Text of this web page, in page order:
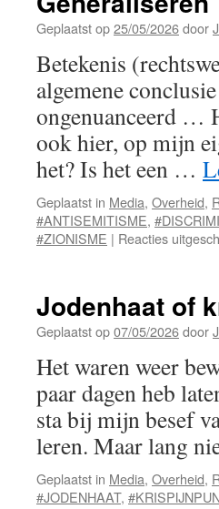
Geplaatst op25/05/2026door
Betekenis
algemene
ongenuanceerd …
ook hier, op mijn
het? Is het een …
Geplaatst in Media, Overheid,
#ANTISEMITISME,
#ZIONISME | Reacties
Jodenhaat of
Geplaatst op07/05/2026door
Het waren weer
paar dagen heb
sta bij mijn besef
leren. Maar lang
Geplaatst in Media, Overheid,
#JODENHAAT,